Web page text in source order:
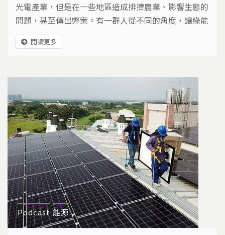
光電產業，但是在一些地區造成排擠農業、影響生態的
問題，甚至傳出弊案。有一群人從不同的角度，讓綠能
完善結合農業，走向社區化分散發電，打造友善環境的
綠能未來。
閱讀更多
Podcast 能源